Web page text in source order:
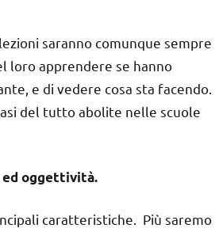
saranno comunque sempre
loro apprendere se hanno
e di vedere cosa sta facendo.
del tutto abolite nelle scuole
ed oggettività.
caratteristiche. Più saremo